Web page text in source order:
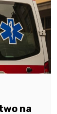
na